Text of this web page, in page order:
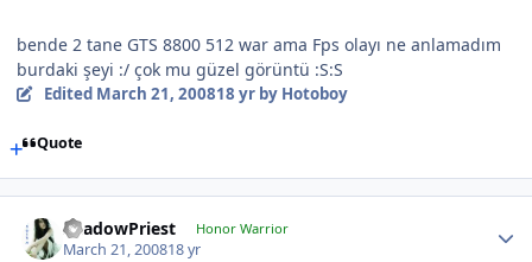
bende 2 tane GTS 8800 512 war ama Fps olayı ne anlamadım
burdaki şeyi :/ çok mu güzel görüntü :S:S
Edited March 21, 200818 yrby Hotoboy
Quote
ShadowPriest Honor Warrior
March 21, 200818 yr